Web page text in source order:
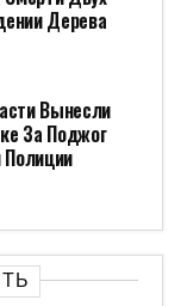
Дерева
Вынесли
За Поджог